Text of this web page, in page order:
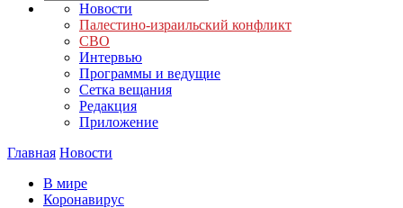
Новости
Палестино-израильский конфликт
СВО
Интервью
Программы и ведущие
Сетка вещания
Редакция
Приложение
Главная Новости
В мире
Коронавирус